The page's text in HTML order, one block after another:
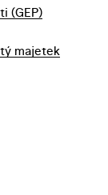
(GEP)
majetek